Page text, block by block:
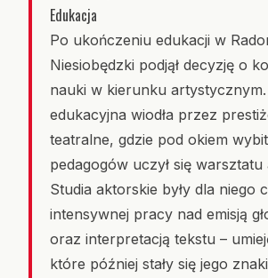
Edukacja
Po ukończeniu edukacji w
Niesiobędzki podjął decyzję o
nauki w kierunku
edukacyjna wiodła przez
teatralne, gdzie pod okiem
pedagogów uczył się warsztatu
Studia aktorskie były dla niego
intensywnej pracy nad emisją
oraz interpretacją tekstu –
które później stały się jego